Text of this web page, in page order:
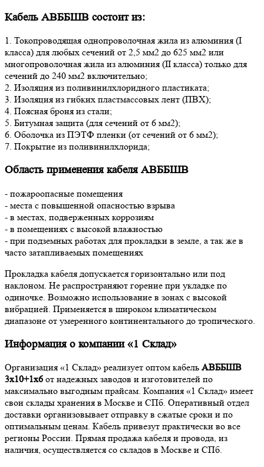
Кабель АВББШВ состоит из:
1. Токопроводящая однопроволочная жила из алюминия (I
класса) для любых сечений от 2,5 мм2 до 625 мм2 или
многопроволочная жила из алюминия (II класса) только для
сечений до 240 мм2 включительно;
2. Изоляция из поливинилхлоридного пластиката;
3. Изоляция из гибких пластмассовых лент (ПВХ);
4. Поясная броня из стали;
5. Битумная защита (для сечений от 6 мм2);
6. Оболочка из ПЭТФ пленки (от сечений от 6 мм2);
7. Покрытие из поливинилхлорида;
Область применения кабеля АВББШВ
- пожароопасные помещения
- места с повышенной опасностью взрыва
- в местах, подверженных коррозиям
- в помещениях с высокой влажностью
- при подземных работах для прокладки в земле, а так же в
часто затапливаемых помещениях
Прокладка кабеля допускается горизонтально или под
наклоном. Не распространяют горение при укладке по
одиночке. Возможно использование в зонах с высокой
вибрацией. Применяется в широком климатическом
диапазоне от умеренного континентального до тропического.
Информация о компании «1 Склад»
Организация «1 Склад» реализует оптом кабель АВББШВ
3х10+1х6 от надежных заводов и изготовителей по
максимально выгодным прайсам. Компания «1 Склад» имеет
свои склады хранения в Москве и СПб. Оперативный отдел
доставки организовывает отправку в сжатые сроки и по
оптимальным ценам. Кабель привезут практически во все
регионы России. Прямая продажа кабеля и провода, из
наличия, осуществляется со складов в Москве и СПб.